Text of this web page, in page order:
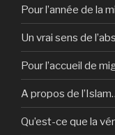
Pour l’année de la
Un vrai sens de
Pour l’accueil de
A propos de
Qu’est-ce que la